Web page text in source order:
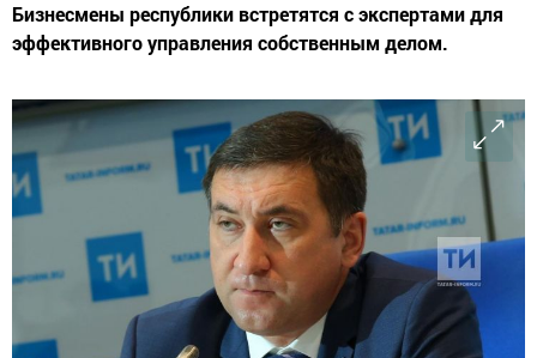
Бизнесмены республики встретятся с экспертами для
эффективного управления собственным делом.